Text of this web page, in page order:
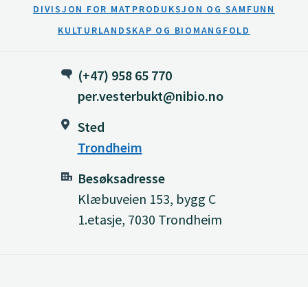
DIVISJON FOR MATPRODUKSJON OG SAMFUNN
KULTURLANDSKAP OG BIOMANGFOLD
(+47) 958 65 770
per.vesterbukt@nibio.no
Sted
Trondheim
Besøksadresse
Klæbuveien 153, bygg C
1.etasje, 7030 Trondheim